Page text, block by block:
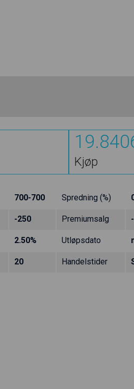
Kjøp
700-700 Spredning (%)
-250 Premiumsalg
2.50% Utløpsdato
20 Handelstider